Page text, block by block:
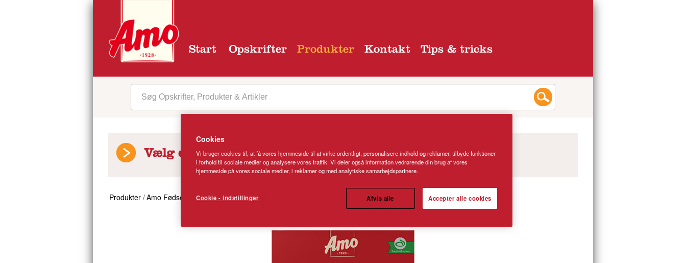
Start Opskrifter Produkter Kontakt Tips & tricks
Vælg en produktkategori
Produkter /Amo Fødselsdagsboller
Cookies
Vi bruger cookies til, at få vores hjemmeside til at virke ordentligt, personalisere indhold og reklamer, tilbyde funktioner
i forhold til sociale medier og analysere vores traffik. Vi deler også information vedrørende din brug af vores
hjemmeside på vores sociale medier, i reklamer og med analytiske samarbejdspartnere.
Cookie - indstillinger Afvis alle Accepter alle cookies